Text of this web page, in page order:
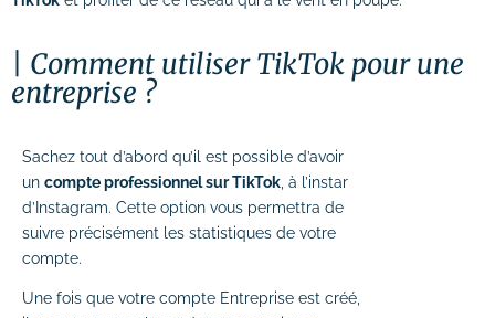
Comment utiliser TikTok pour une
entreprise ?
Sachez tout d’abord qu’il est possible d’avoir
un compte professionnel sur TikTok , à l’instar
d’Instagram. Cette option vous permettra de
suivre précisément les statistiques de votre
compte.
Une fois que votre compte Entreprise est créé,